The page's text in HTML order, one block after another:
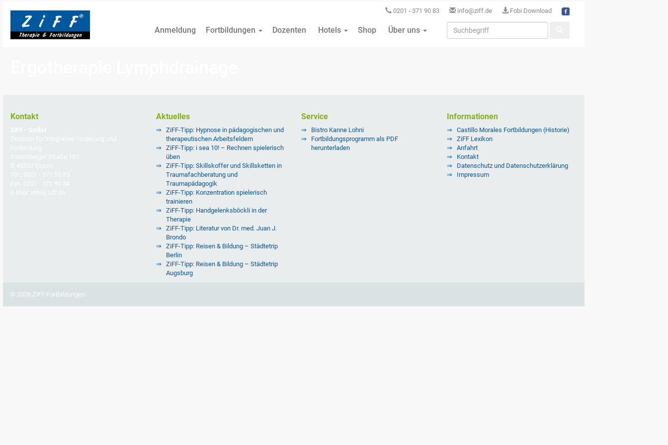
0201 - 371 90 83 info@ziff.de Fobi Download
Anmeldung Fortbildungen Dozenten Hotels Shop Über uns
Kontakt Aktuelles
ZiFF-Tipp: Hypnose in pädagogischen und
therapeutischen Arbeitsfeldern
ZiFF-Tipp: i sea 10! – Rechnen spielerisch
üben
ZiFF-Tipp: Skillskoffer und Skillsketten in
Traumafachberatung und
Traumapädagogik
ZiFF-Tipp: Konzentration spielerisch
trainieren
ZiFF-Tipp: Handgelenksböckli in der
Therapie
ZiFF-Tipp: Literatur von Dr. med. Juan J.
Brondo
ZiFF-Tipp: Reisen & Bildung – Städtetrip
Berlin
ZiFF-Tipp: Reisen & Bildung – Städtetrip
Augsburg
Service
Bistro Kanne Lohni
Fortbildungsprogramm als PDF
herunterladen
Informationen
Castillo Morales Fortbildungen (Historie)
ZiFF Lexikon
Anfahrt
Kontakt
Datenschutz und Datenschutzerklärung
Impressum
© 2026 ZiFF-Fortbildungen